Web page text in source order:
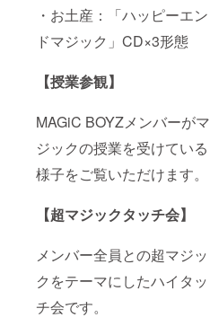
・お土産：「ハッピーエン
ドマジック」CD×3形態
【授業参観】
MAGiC BOYZメンバーがマ
ジックの授業を受けている
様子をご覧いただけます。
【超マジックタッチ会】
メンバー全員との超マジッ
クをテーマにしたハイタッ
チ会です。